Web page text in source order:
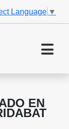
Language ▼
EN